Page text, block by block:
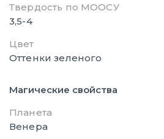
Твердость по МООСУ
3,5-4
Цвет
Оттенки зеленого
Магические свойства
Планета
Венера